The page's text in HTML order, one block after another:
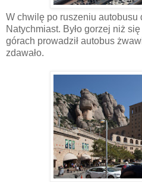
W chwilę po ruszeniu autobusu
Natychmiast. Było gorzej niż
górach prowadził autobus
zdawało.